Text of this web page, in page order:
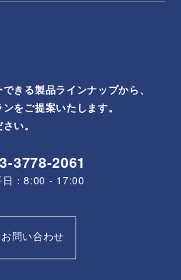
きる製品ラインナップから、
をご提案いたします。
い。
3778-2061
日：8:00 - 17:00
お問い合わせ